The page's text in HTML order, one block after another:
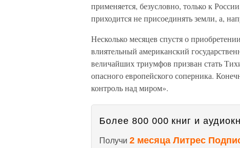
применяется, безусловно, только к
приходится не присоединять земли, а,
Несколько месяцев спустя о
влиятельный американский
величайших триумфов призван стать
опасного европейского соперника.
контроль над миром».
Более 800 000 книг и
Получи 2 месяца Литрес